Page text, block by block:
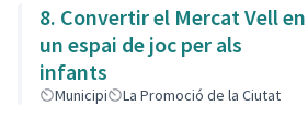
8. Convertir el Mercat Vell en
un espai de joc per als
infants
Municipi La Promoció de la Ciutat